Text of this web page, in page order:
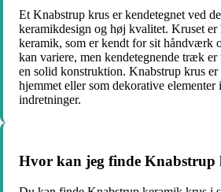
Et Knabstrup krus er kendetegnet ved
keramikdesign og høj kvalitet. Kruset
keramik, som er kendt for sit håndværk
kan variere, men kendetegnende træk
en solid konstruktion. Knabstrup krus
hjemmet eller som dekorative
indretninger.
Hvor kan jeg finde Knabstrup